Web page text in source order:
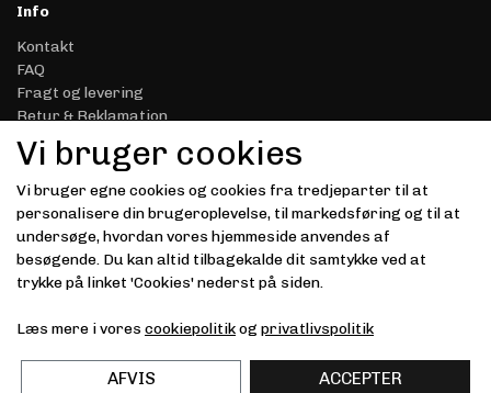
Info
Kontakt
FAQ
Fragt og levering
Retur & Reklamation
Handelsbetingelser
Datasikkerhed & Privatliv
Gavekort
Om Driver.dk
Kunde login
Modtag vores nyhedsbrev via e-mail
Vi bruger cookies
Vi bruger egne cookies og cookies fra tredjeparter til at
personalisere din brugeroplevelse, til markedsføring og til at
undersøge, hvordan vores hjemmeside anvendes af
besøgende. Du kan altid tilbagekalde dit samtykke ved at
trykke på linket 'Cookies' nederst på siden.
Læs mere i vores cookiepolitikog privatlivspolitik
AFVIS ACCEPTER